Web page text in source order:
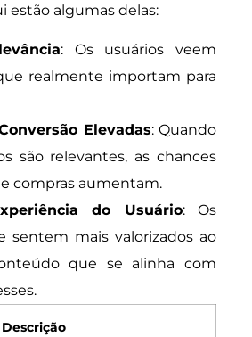
estão algumas delas:
: Os usuários veem
realmente importam para
Elevadas: Quando
são relevantes, as chances
compras aumentam.
do Usuário: Os
sentem mais valorizados ao
que se alinha com
Descrição